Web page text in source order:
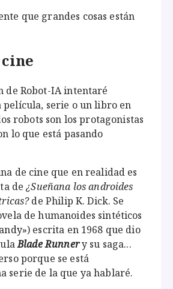
que grandes cosas están
de Robot-IA intentaré
película, serie o un libro en
robots son los protagonistas
lo que está pasando
de cine que en realidad es
de¿Sueñana los androides
de Philip K. Dick. Se
de humanoides sintéticos
escrita en 1968 que dio
Blade Runnery su saga...
porque se está
serie de la que ya hablaré.